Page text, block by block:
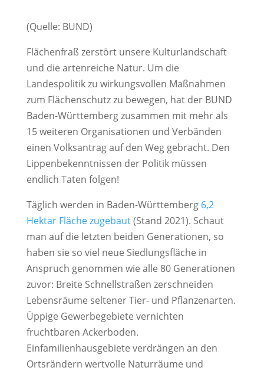
(Quelle: BUND)
Flächenfraß zerstört unsere Kulturlandschaft
und die artenreiche Natur. Um die
Landespolitik zu wirkungsvollen Maßnahmen
zum Flächenschutz zu bewegen, hat der BUND
Baden-Württemberg zusammen mit mehr als
15 weiteren Organisationen und Verbänden
einen Volksantrag auf den Weg gebracht. Den
Lippenbekenntnissen der Politik müssen
endlich Taten folgen!
Täglich werden in Baden-Württemberg 6,2
Hektar Fläche zugebaut(Stand 2021). Schaut
man auf die letzten beiden Generationen, so
haben sie so viel neue Siedlungsfläche in
Anspruch genommen wie alle 80 Generationen
zuvor: Breite Schnellstraßen zerschneiden
Lebensräume seltener Tier- und Pflanzenarten.
Üppige Gewerbegebiete vernichten
fruchtbaren Ackerboden.
Einfamilienhausgebiete verdrängen an den
Ortsrändern wertvolle Naturräume und